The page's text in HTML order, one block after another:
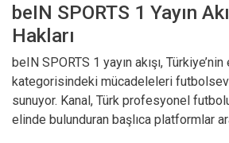
beIN SPORTS 1 Yayın
Hakları
beIN SPORTS 1 yayın akışı,
kategorisindeki mücadeleleri
sunuyor. Kanal, Türk profesyonel
elinde bulunduran başlıca platformlar